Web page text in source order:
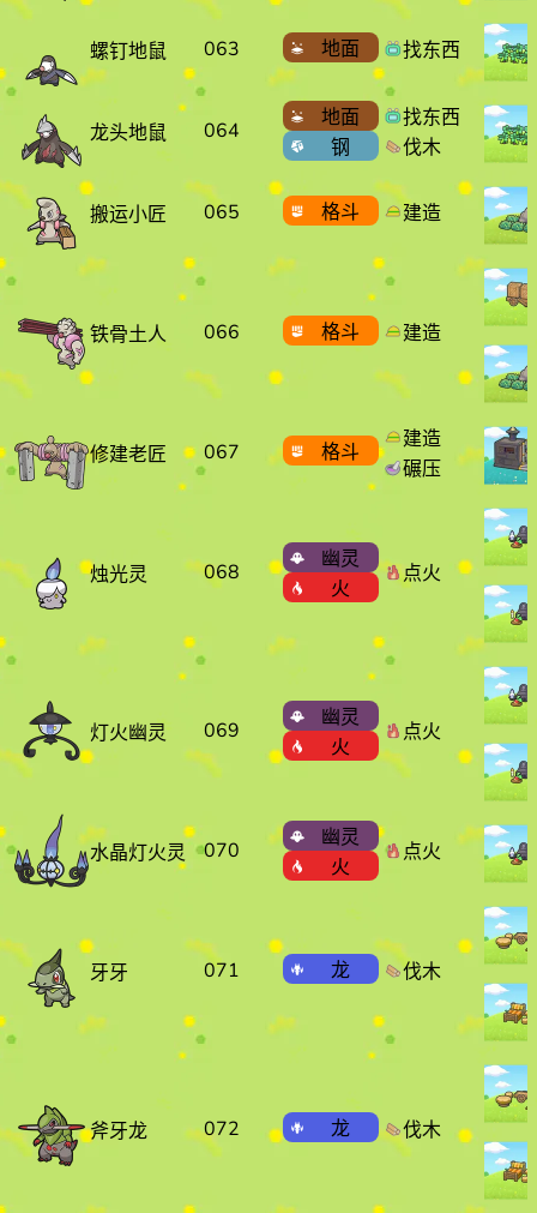
螺钉地鼠 063 地面 找东西
龙头地鼠 064
地面
钢
找东西
伐木
搬运小匠 065 格斗 建造
铁骨土人 066 格斗 建造
修建老匠 067 格斗
建造
碾压
烛光灵 068
幽灵
火
点火
灯火幽灵 069
幽灵
火
点火
水晶灯火灵 070
幽灵
火
点火
牙牙 071 龙 伐木
斧牙龙 072 龙 伐木